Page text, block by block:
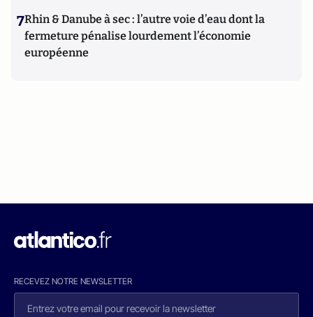
7Rhin & Danube à sec : l’autre voie d’eau dont la
fermeture pénalise lourdement l’économie
européenne
RECEVEZ NOTRE NEWSLETTER